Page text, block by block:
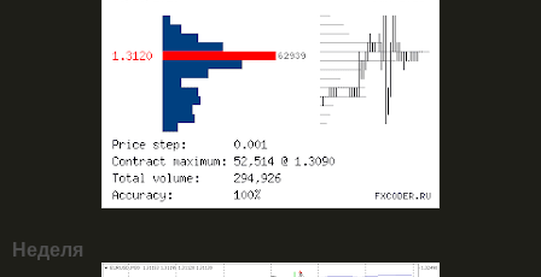
Неделя